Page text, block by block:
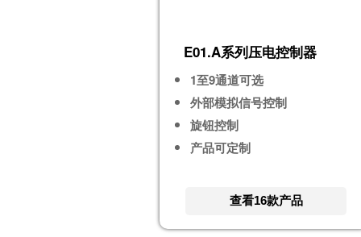
E01.A系列压电控制器
1至9通道可选
外部模拟信号控制
旋钮控制
产品可定制
查看16款产品